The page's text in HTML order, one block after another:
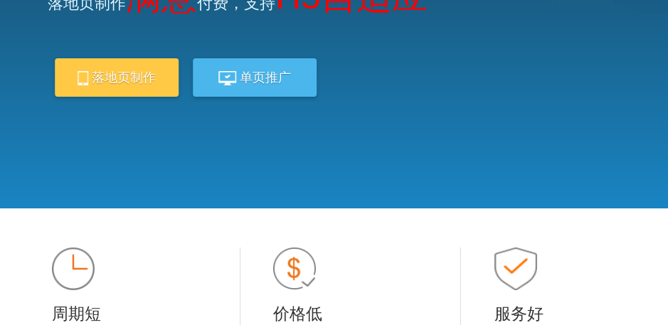
落地页制作 单页推广
周期短 价格低 服务好